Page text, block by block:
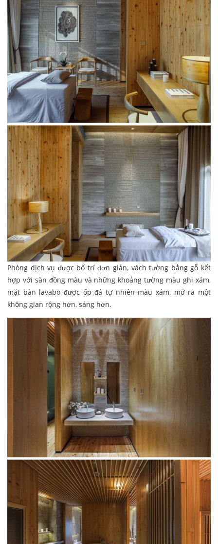
Phòng dịch vụ được bố trí đơn giản, vách tường bằng gỗ kết
hợp với sàn đồng màu và những khoảng tường màu ghi xám,
mặt bàn lavabo được ốp đá tự nhiên màu xám, mở ra một
không gian rộng hơn, sáng hơn.